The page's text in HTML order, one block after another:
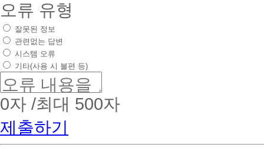
오류 유형
잘못된 정보
관련없는 답변
시스템 오류
기타(사용 시 불편 등)
0자 /최대 500자
제출하기